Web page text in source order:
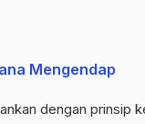
Mengendap
dengan prinsip